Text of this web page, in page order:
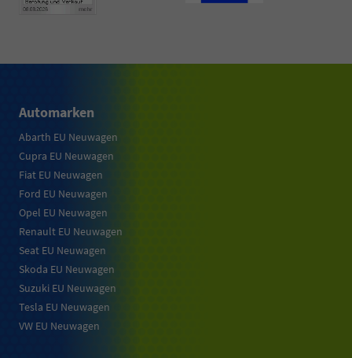
Automarken
Abarth EU Neuwagen
Cupra EU Neuwagen
Fiat EU Neuwagen
Ford EU Neuwagen
Opel EU Neuwagen
Renault EU Neuwagen
Seat EU Neuwagen
Skoda EU Neuwagen
Suzuki EU Neuwagen
Tesla EU Neuwagen
VW EU Neuwagen